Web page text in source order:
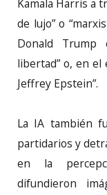
Kamala Harris a
de lujo” o
Donald
libertad” o, en el
Jeffrey Epstein”.
La IA también
partidarios y
en la
difundieron